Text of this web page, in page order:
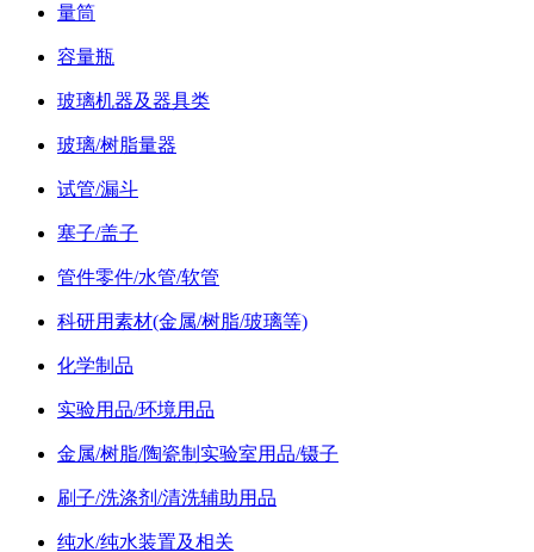
量筒
容量瓶
玻璃机器及器具类
玻璃/树脂量器
试管/漏斗
塞子/盖子
管件零件/水管/软管
科研用素材(金属/树脂/玻璃等)
化学制品
实验用品/环境用品
金属/树脂/陶瓷制实验室用品/镊子
刷子/洗涤剂/清洗辅助用品
纯水/纯水装置及相关